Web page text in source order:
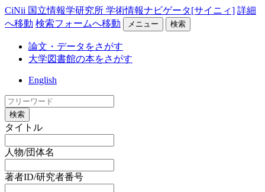
CiNii 国立情報学研究所 学術情報ナビゲータ[サイニィ] 詳細
へ移動 検索フォームへ移動 メニュー 検索
論文・データをさがす
大学図書館の本をさがす
English
検索
タイトル
人物/団体名
著者ID/研究者番号